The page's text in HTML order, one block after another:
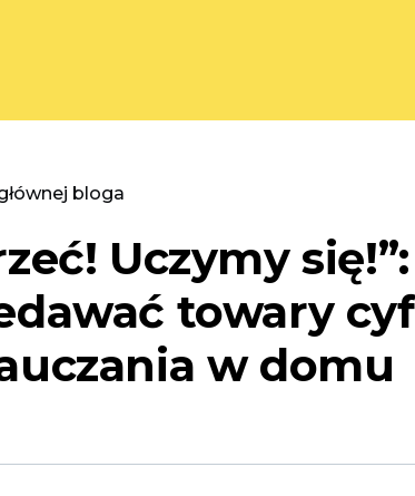
bloga
Uczymy
towary
w domu